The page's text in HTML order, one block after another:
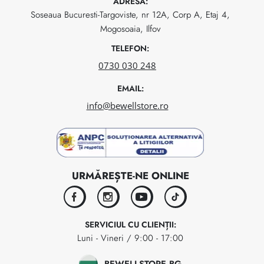
Soseaua Bucuresti-Targoviste, nr 12A, Corp A, Etaj 4,
Mogosoaia, Ilfov
TELEFON:
0730 030 248
EMAIL:
info@bewellstore.ro
URMĂREȘTE-NE ONLINE
facebookinstagramyoutubetiktok
SERVICIUL CU CLIENȚII:
Luni - Vineri / 9:00 - 17:00